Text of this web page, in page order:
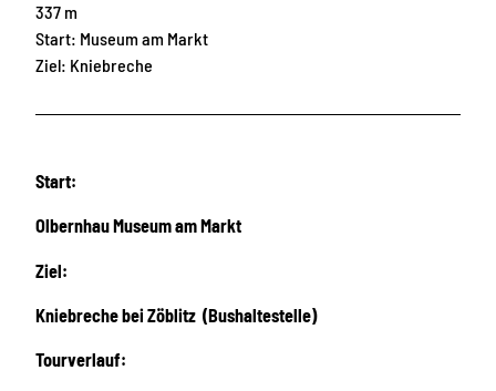
337 m
Start: Museum am Markt
Ziel: Kniebreche
Start:
Olbernhau Museum am Markt
Ziel:
Kniebreche bei Zöblitz (Bushaltestelle)
Tourverlauf: